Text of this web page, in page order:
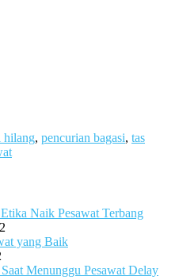
hilang, pencurian bagasi, tas
Etika Naik Pesawat Terbang
yang Baik
Menunggu Pesawat Delay